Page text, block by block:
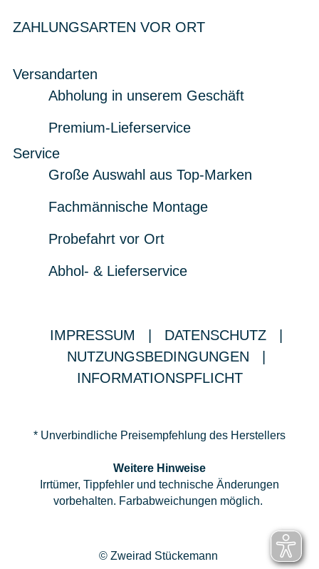
ZAHLUNGSARTEN VOR ORT
Versandarten
Abholung in unserem Geschäft
Premium-Lieferservice
Service
Große Auswahl aus Top-Marken
Fachmännische Montage
Probefahrt vor Ort
Abhol- & Lieferservice
IMPRESSUM DATENSCHUTZ
NUTZUNGSBEDINGUNGEN
INFORMATIONSPFLICHT
* Unverbindliche Preisempfehlung des Herstellers
Weitere Hinweise
Irrtümer, Tippfehler und technische Änderungen
vorbehalten. Farbabweichungen möglich.
© Zweirad Stückemann